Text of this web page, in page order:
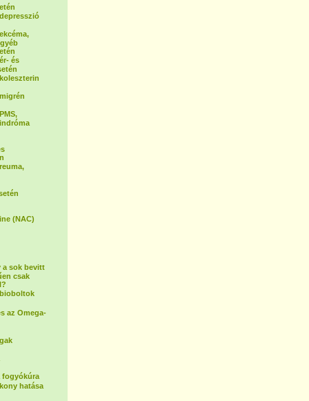
és
(NAC)
a sok bevitt
csak
az Omega-
fogyókúra
hatása